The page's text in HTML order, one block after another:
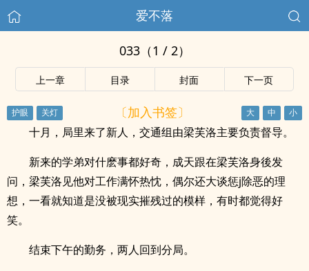
爱不落
033（1 / 2）
上一章 目录 封面 下一页
〔加入书签〕
十月，局里来了新人，交通组由梁芙洛主要负责督导。
新来的学弟对什麽事都好奇，成天跟在梁芙洛身後发
问，梁芙洛见他对工作满怀热忱，偶尔还大谈惩j除恶的理
想，一看就知道是没被现实摧残过的模样，有时都觉得好
笑。
结束下午的勤务，两人回到分局。